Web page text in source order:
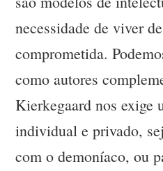
necessidade de viver
comprometida.
como autores
Kierkegaard nos exige
individual e privado,
com o demoníaco, ou